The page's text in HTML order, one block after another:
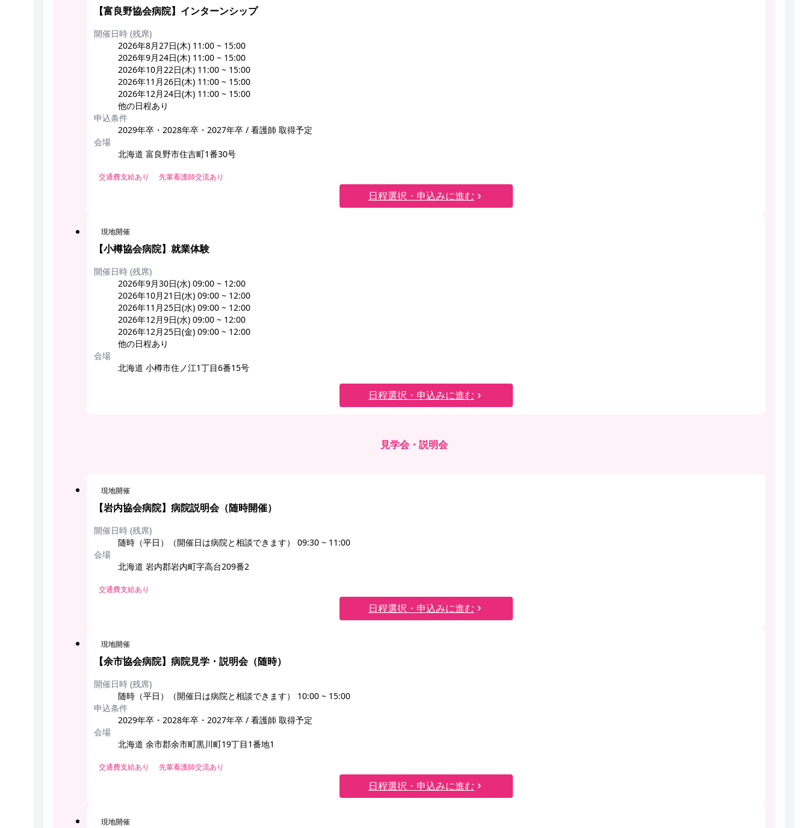
【富良野協会病院】インターンシップ
開催日時 (残席)
2026年8月27日(木) 11:00 ~ 15:00
2026年9月24日(木) 11:00 ~ 15:00
2026年10月22日(木) 11:00 ~ 15:00
2026年11月26日(木) 11:00 ~ 15:00
2026年12月24日(木) 11:00 ~ 15:00
他の日程あり
申込条件
2029年卒・2028年卒・2027年卒 / 看護師 取得予定
会場
北海道 富良野市住吉町1番30号
交通費支給あり 先輩看護師交流あり
日程選択・申込みに進む
現地開催
【小樽協会病院】就業体験
開催日時 (残席)
2026年9月30日(水) 09:00 ~ 12:00
2026年10月21日(水) 09:00 ~ 12:00
2026年11月25日(水) 09:00 ~ 12:00
2026年12月9日(水) 09:00 ~ 12:00
2026年12月25日(金) 09:00 ~ 12:00
他の日程あり
会場
北海道 小樽市住ノ江1丁目6番15号
日程選択・申込みに進む
見学会・説明会
現地開催
【岩内協会病院】病院説明会（随時開催）
開催日時 (残席)
随時（平日）（開催日は病院と相談できます） 09:30 ~ 11:00
会場
北海道 岩内郡岩内町字高台209番2
交通費支給あり
日程選択・申込みに進む
現地開催
【余市協会病院】病院見学・説明会（随時）
開催日時 (残席)
随時（平日）（開催日は病院と相談できます） 10:00 ~ 15:00
申込条件
2029年卒・2028年卒・2027年卒 / 看護師 取得予定
会場
北海道 余市郡余市町黒川町19丁目1番地1
交通費支給あり 先輩看護師交流あり
日程選択・申込みに進む
現地開催